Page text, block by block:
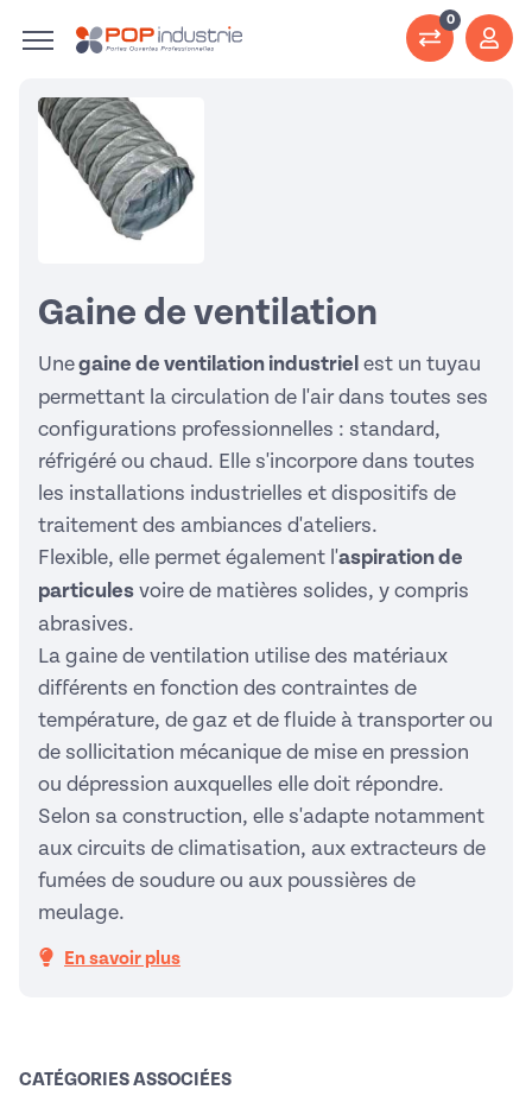
0
Gaine de ventilation
Unegaine de ventilation industriel est un tuyau
permettant la circulation de l'air dans toutes ses
configurations professionnelles : standard,
réfrigéré ou chaud. Elle s'incorpore dans toutes
les installations industrielles et dispositifs de
traitement des ambiances d'ateliers.
Flexible, elle permet également l'aspiration de
particules voire de matières solides, y compris
abrasives.
La gaine de ventilation utilise des matériaux
différents en fonction des contraintes de
température, de gaz et de fluide à transporter ou
de sollicitation mécanique de mise en pression
ou dépression auxquelles elle doit répondre.
Selon sa construction, elle s'adapte notamment
aux circuits de climatisation, aux extracteurs de
fumées de soudure ou aux poussières de
meulage.
En savoir plus
CATÉGORIES ASSOCIÉES